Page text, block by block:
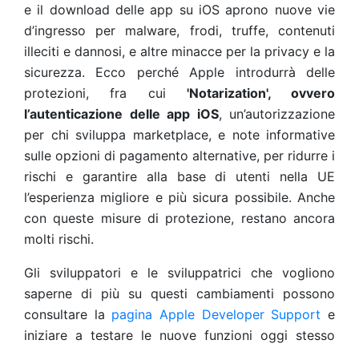
e il download delle app su iOS aprono nuove vie
d’ingresso per malware, frodi, truffe, contenuti
illeciti e dannosi, e altre minacce per la privacy e la
sicurezza. Ecco perché Apple introdurrà delle
protezioni, fra cui 'Notarization', ovvero
l’autenticazione delle app iOS, un’autorizzazione
per chi sviluppa marketplace, e note informative
sulle opzioni di pagamento alternative, per ridurre i
rischi e garantire alla base di utenti nella UE
l’esperienza migliore e più sicura possibile. Anche
con queste misure di protezione, restano ancora
molti rischi.
Gli sviluppatori e le sviluppatrici che vogliono
saperne di più su questi cambiamenti possono
consultare la pagina Apple Developer Support e
iniziare a testare le nuove funzioni oggi stesso